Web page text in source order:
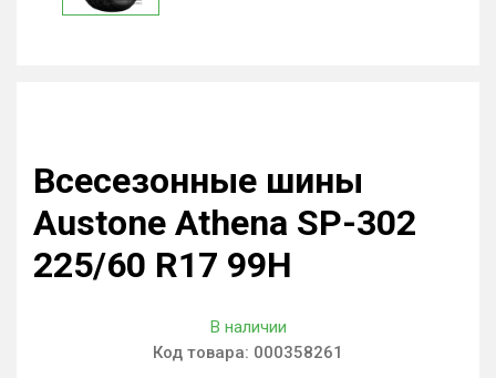
Всесезонные шины
Austone Athena SP-302
225/60 R17 99H
В наличии
Код товара: 000358261